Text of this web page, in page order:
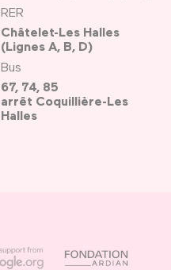
RER
Châtelet-Les Halles
(Lignes A, B, D)
Bus
67, 74, 85
arrêt Coquillière-Les
Halles